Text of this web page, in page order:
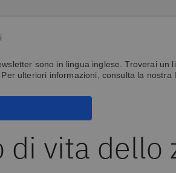
sono in lingua inglese. Troverai un
ulteriori informazioni, consulta la nostra
di vita dello